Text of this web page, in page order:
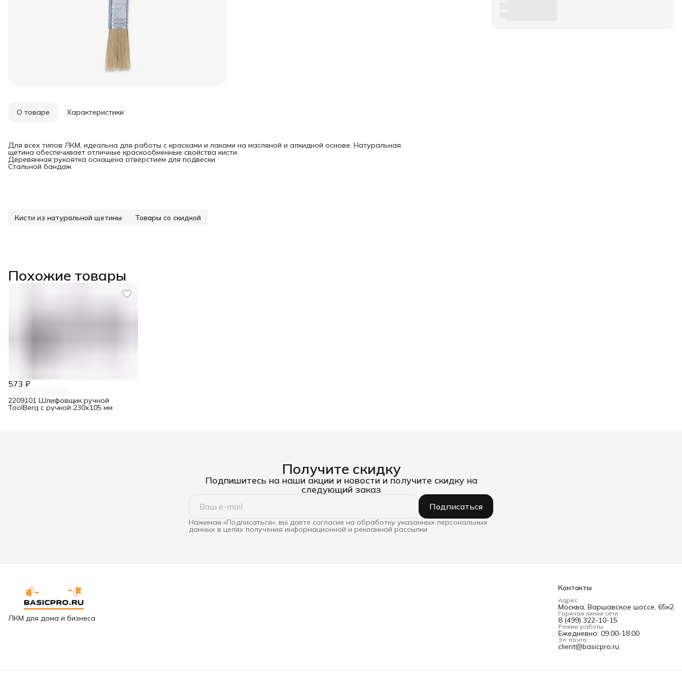
О товаре Характеристики
Для всех типов ЛКМ, идеальна для работы с красками и лаками на масляной и алкидной основе. Натуральная
щетина обеспечивает отличные краскообменные свойства кисти.
Деревянная рукоятка оснащена отверстием для подвески.
Стальной бандаж
Кисти из натуральной щетины Товары со скидкой
Похожие товары
573 ₽
2209101 Шлифовщик ручной
ToolBerg с ручкой 230х105 мм
Получите скидку
Подпишитесь на наши акции и новости и получите скидку на
следующий заказ
Подписаться
Нажимая «Подписаться», вы даете согласие на обработку указанных персональных
данных в целях получения информационной и рекламной рассылки
ЛКМ для дома и бизнеса
Контакты
Адрес
Москва, Варшавское шоссе, 65к2
Горячая линия сети
8 (499) 322-10-15
Режим работы
Ежедневно: 09.00-18.00
Эл. почта
client@basicpro.ru